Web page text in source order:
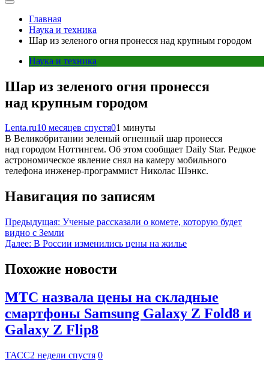
Главная
Наука и техника
Шар из зеленого огня пронесся над крупным городом
Наука и техника
Шар из зеленого огня пронесся
над крупным городом
Lenta.ru10 месяцев спустя01 минуты
В Великобритании зеленый огненный шар пронесся
над городом Ноттингем. Об этом сообщает Daily Star. Редкое
астрономическое явление снял на камеру мобильного
телефона инженер-программист Николас Шэнкс.
Навигация по записям
Предыдущая: Ученые рассказали о комете, которую будет
видно с Земли
Далее: В России изменились цены на жилье
Похожие новости
МТС назвала цены на складные
смартфоны Samsung Galaxy Z Fold8 и
Galaxy Z Flip8
ТАСС2 недели спустя 0